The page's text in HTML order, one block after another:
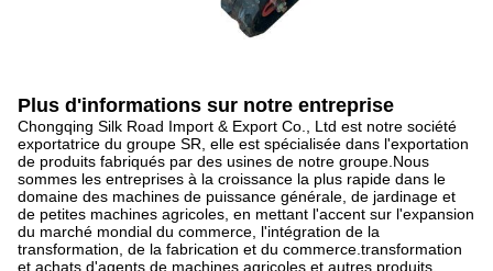
Plus d'informations sur notre entreprise
Chongqing Silk Road Import & Export Co., Ltd est notre société
exportatrice du groupe SR, elle est spécialisée dans l'exportation
de produits fabriqués par des usines de notre groupe.Nous
sommes les entreprises à la croissance la plus rapide dans le
domaine des machines de puissance générale, de jardinage et
de petites machines agricoles, en mettant l'accent sur l'expansion
du marché mondial du commerce, l'intégration de la
transformation, de la fabrication et du commerce.transformation
et achats d'agents de machines agricoles et autres produits,